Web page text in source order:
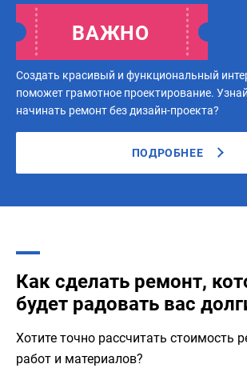
ВАЖНО
Создать красивый и функциональный
поможет грамотное проектирование.
начинать ремонт без дизайн-проекта?
ПОДРОБНЕЕ
Как сделать ремонт,
будет радовать вас
Хотите точно рассчитать стоимость
работ и материалов?